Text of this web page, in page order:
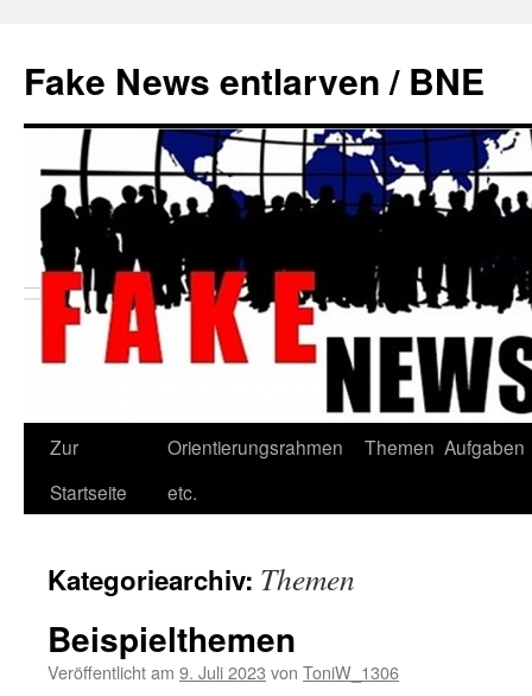
springen
Fake News entlarven / BNE
Zur
Startseite
Orientierungsrahmen
etc.
Themen Aufgaben
Kategoriearchiv: Themen
Beispielthemen
Veröffentlicht am 9. Juli 2023 von ToniW_1306